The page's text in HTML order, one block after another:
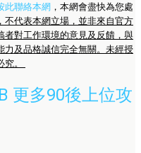
此聯絡本網 ，本網會盡快為您處
不代表本網立場，並非來自官方
者對工作環境的意見及反饋，與
力及品格誠信完全無關。未經授
究。
更多90後上位攻